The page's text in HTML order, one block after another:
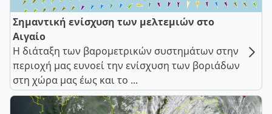
Σημαντική ενίσχυση των μελτεμιών στο
Αιγαίο
Η διάταξη των βαρομετρικών συστημάτων στην
περιοχή μας ευνοεί την ενίσχυση των βοριάδων
στη χώρα μας έως και το ...